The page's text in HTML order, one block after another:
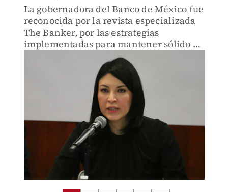
La gobernadora del Banco de México fue
reconocida por la revista especializada
The Banker, por las estrategias
implementadas para mantener sólido el
marco macroeconómico.